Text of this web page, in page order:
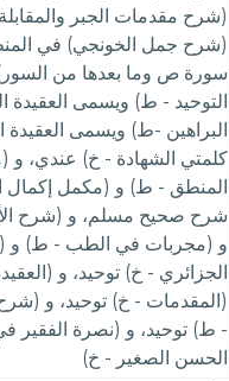
(شرح مقدمات الجبر
(شرح جمل الخونجي) في
سورة ص وما بعدها من
التوحيد - ط) ويسمى العقيدة
البراهين -ط) ويسمى
كلمتي الشهادة - خ) عندي،
المنطق - ط) و (مكمل إكمال
شرح صحيح مسلم، و (شرح
و (مجربات في الطب - ط) و
الجزائري - خ) توحيد، و
(المقدمات - خ) توحيد، و
- ط) توحيد، و (نصرة الفقير
الحسن الصغير - خ)